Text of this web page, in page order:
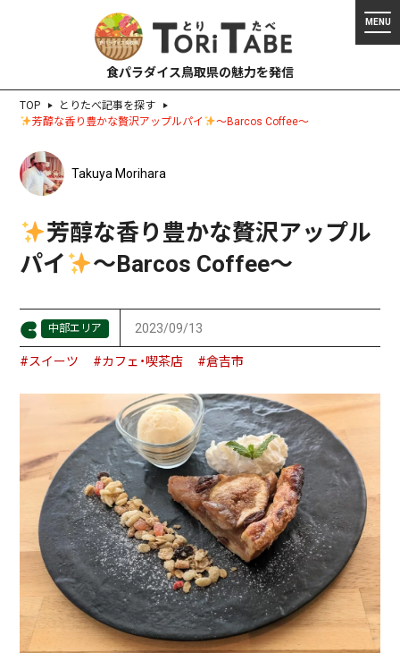
食パラダイス鳥取県の魅力を発信
TOP
とりたべ記事を探す
芳醇な香り豊かな贅沢アップルパイ
～Barcos Coffee～
Takuya Morihara
芳醇な香り豊かな贅沢アップル
パイ
～Barcos Coffee～
中部エリア 2023/09/13
#スイーツ #カフェ・喫茶店 #倉吉市